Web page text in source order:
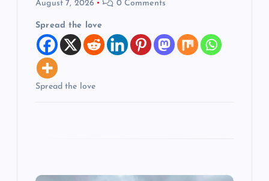
August 7, 2026 0 Comments
Spread the love
Spread the love